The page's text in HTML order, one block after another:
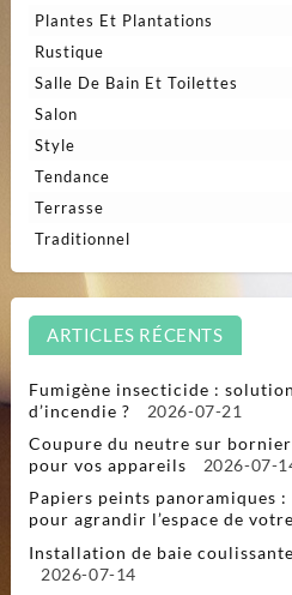
Plantes Et Plantations
Rustique
Salle De Bain Et Toilettes
Salon
Style
Tendance
Terrasse
Traditionnel
ARTICLES RÉCENTS
Fumigène insecticide :
d’incendie ?
2026-07-21
Coupure du neutre sur
pour vos appareils
2026-07-
Papiers peints panoramiques :
pour agrandir l’espace de
Installation de baie
2026-07-14